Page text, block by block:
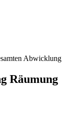
Abwicklung
Räumung